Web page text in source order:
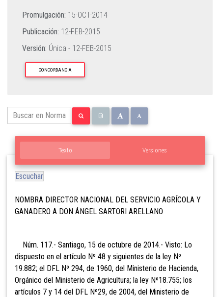
Promulgación: 15-OCT-2014
Publicación: 12-FEB-2015
Versión: Única - 12-FEB-2015
CONCORDANCIA
Texto Versiones
Escuchar
NOMBRA DIRECTOR NACIONAL DEL SERVICIO AGRÍCOLA Y
GANADERO A DON ÁNGEL SARTORI ARELLANO
Núm. 117.- Santiago, 15 de octubre de 2014.- Visto: Lo
dispuesto en el artículo Nº 48 y siguientes de la ley Nº
19.882; el DFL Nº 294, de 1960, del Ministerio de Hacienda,
Orgánico del Ministerio de Agricultura; la ley Nº18.755; los
artículos 7 y 14 del DFL Nº29, de 2004, del Ministerio de